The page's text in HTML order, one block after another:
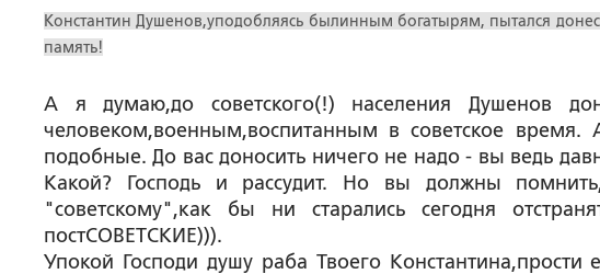
Константин Душенов,уподобляясь былинным богатырям, пытался
память!
А я думаю,до советского(!) населения Душенов
человеком,военным,воспитанным в советское
подобные. До вас доносить ничего не надо - вы ведь
Какой? Господь и рассудит. Но вы должны
"советскому",как бы ни старались сегодня
постСОВЕТСКИЕ))).
Упокой Господи душу раба Твоего